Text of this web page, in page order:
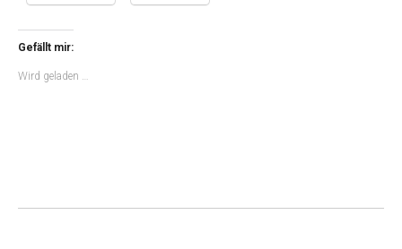
Gefällt mir:
Wird geladen …